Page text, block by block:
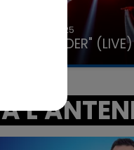
31 janvier 2025
GIMS "SPIDER" (LIVE)
A